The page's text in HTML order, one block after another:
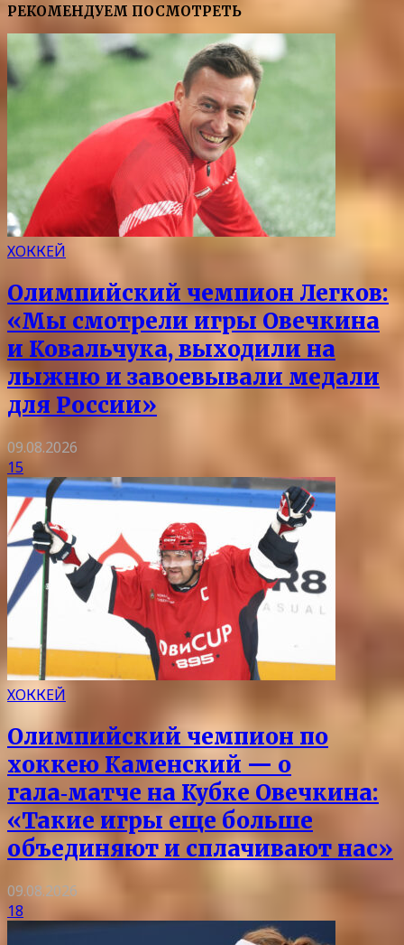
РЕКОМЕНДУЕМ ПОСМОТРЕТЬ
ХОККЕЙ
Олимпийский чемпион Легков:
«Мы смотрели игры Овечкина
и Ковальчука, выходили на
лыжню и завоевывали медали
для России»
09.08.2026
15
ХОККЕЙ
Олимпийский чемпион по
хоккею Каменский — о
гала‑матче на Кубке Овечкина:
«Такие игры еще больше
объединяют и сплачивают нас»
09.08.2026
18